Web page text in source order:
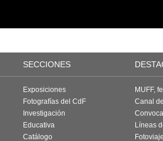
SECCIONES
Exposiciones
Fotografías del CdF
Investigación
Educativa
Catálogo
MUFF,
Canal
Líneas